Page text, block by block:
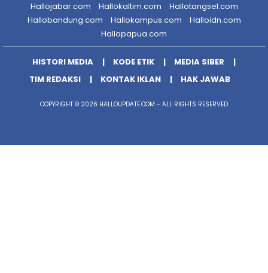
Hallojabar.com
Hallokaltim.com
Hallotangsel.com
Hallobandung.com
Hallokampus.com
Halloidn.com
Hallopapua.com
HISTORI MEDIA KODE ETIK
MEDIA SIBER
TIM REDAKSI
KONTAK IKLAN HAK JAWAB
COPYRIGHT © 2026 HALLOUPDATE.COM - ALL RIGHTS RESERVED